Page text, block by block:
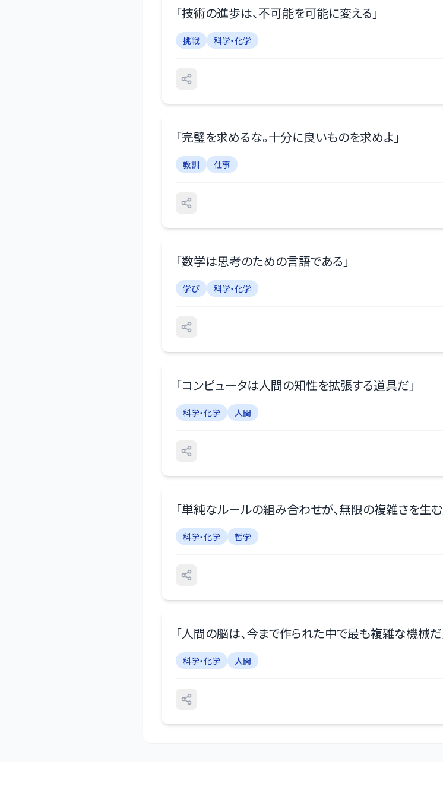
「技術の進歩は、不可能を可能に変える 」
挑戦 科学・化学
「完璧を求めるな。十分に良いものを求めよ 」
教訓 仕事
「数学は思考のための言語である 」
学び 科学・化学
「コンピュータは人間の知性を拡張する道具だ 」
科学・化学 人間
「単純なルールの組み合わせが、無限の複雑さを生む
科学・化学 哲学
「人間の脳は、今まで作られた中で最も複雑な機械だ
科学・化学 人間